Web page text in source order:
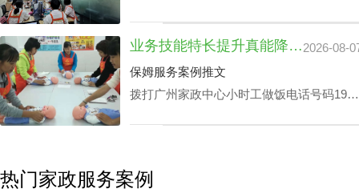
如家里老人家照护技能、小孩子看护、监督
孩子学习等，个体能量越高，家政公司越秀
小时工费用自然越高。
业务技能特长提升真能降广州家政中心护理孩子收费？2026-08-
保姆服务案例推文
拨打广州家政中心小时工做饭电话号码199-
热门家政服务案例